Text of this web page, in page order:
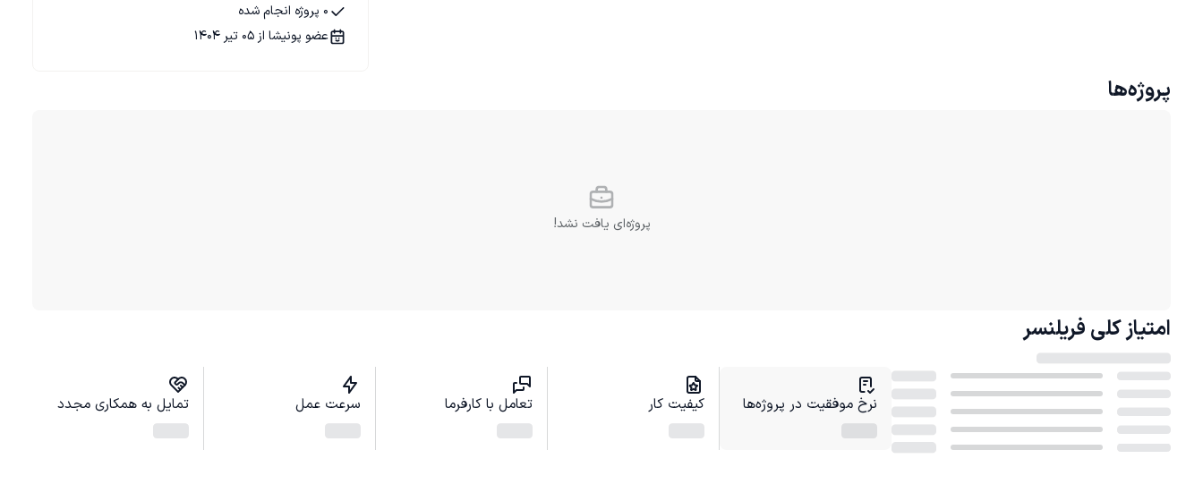
0 پروژه انجام شده
عضو پونیشا از 05 تیر 1404
پروژه‌ها
پروژه‌ای یافت نشد!
امتیاز کلی فریلنسر
نرخ موفقیت در پروژه‌ها کیفیت کار تعامل با کارفرما سرعت عمل تمایل به همکاری مجدد